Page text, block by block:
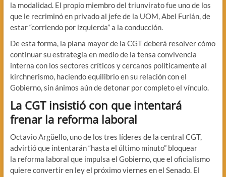
la modalidad. El propio miembro del triunvirato fue uno de los
que le recriminó en privado al jefe de la UOM, Abel Furlán, de
estar “corriendo por izquierda” a la conducción.
De esta forma, la plana mayor de la CGT deberá resolver cómo
continuar su estrategia en medio de la tensa convivencia
interna con los sectores críticos y cercanos políticamente al
kirchnerismo, haciendo equilibrio en su relación con el
Gobierno, sin ánimos aún de detonar por completo el vínculo.
La CGT insistió con que intentará
frenar la reforma laboral
Octavio Argüello, uno de los tres líderes de la central CGT,
advirtió que intentarán “hasta el último minuto” bloquear
la reforma laboral que impulsa el Gobierno, que el oficialismo
quiere convertir en ley el próximo viernes en el Senado. El